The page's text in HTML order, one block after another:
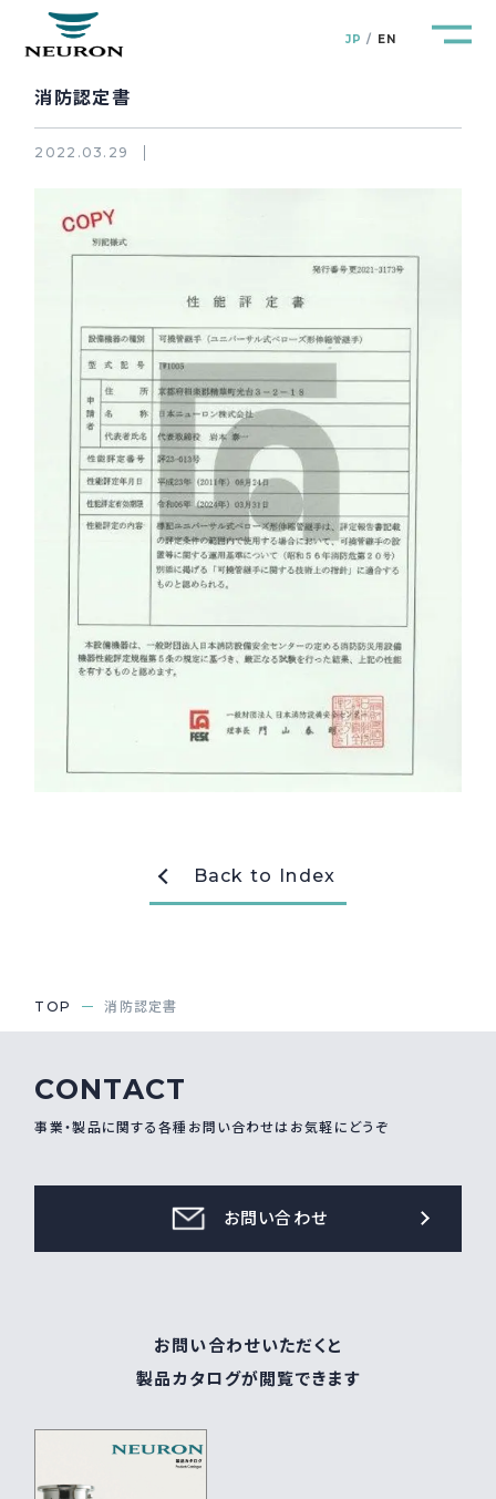
JP EN
管路防災研究所
製品＆サービス Products&Service
研究開発 R&D
新着情報 News&Topics
採用情報 Recruit
お問い合わせ
webカタログ
消防認定書
2022.03.29
Back to Index
TOP 消防認定書
CONTACT
事業・製品に関する各種お問い合わせはお気軽にどうぞ
お問い合わせ
お問い合わせいただくと
製品カタログが閲覧できます